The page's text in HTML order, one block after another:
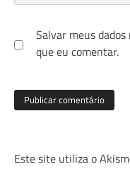
Salvar meus
que eu comentar.
Este site utiliza o